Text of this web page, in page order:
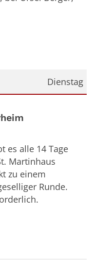
Dienstag
es alle 14 Tage
Martinhaus
zu einem
Runde.